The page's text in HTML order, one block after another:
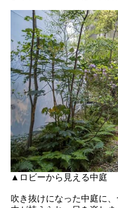
▲ロビーから見える中庭
吹き抜けになった中庭に